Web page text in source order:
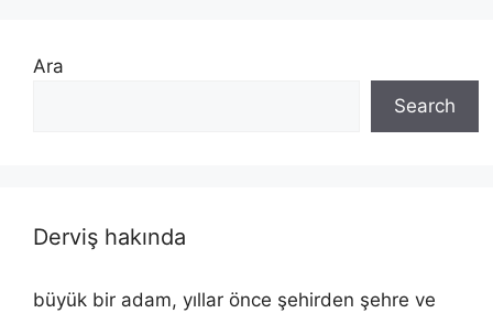
Ara
Search
Derviş hakında
büyük bir adam, yıllar önce şehirden şehre ve